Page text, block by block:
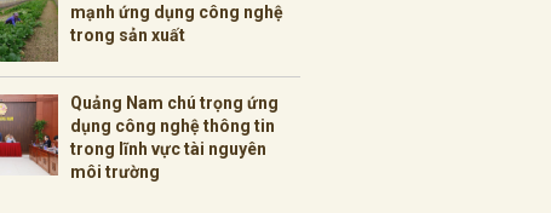
mạnh ứng dụng công nghệ
trong sản xuất
Quảng Nam chú trọng ứng
dụng công nghệ thông tin
trong lĩnh vực tài nguyên
môi trường